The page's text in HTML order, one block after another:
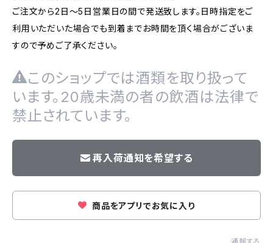
ご注文から2日～5日営業日の間で発送致します。日時指定をご
利用いただいた場合でも到着までお時間を頂く場合がございま
すので予めご了承ください。
このショップでは酒類を取り扱って
います。20歳未満の者の飲酒は法律で
禁止されています。
再入荷通知を希望する
商品をアプリでお気に入り